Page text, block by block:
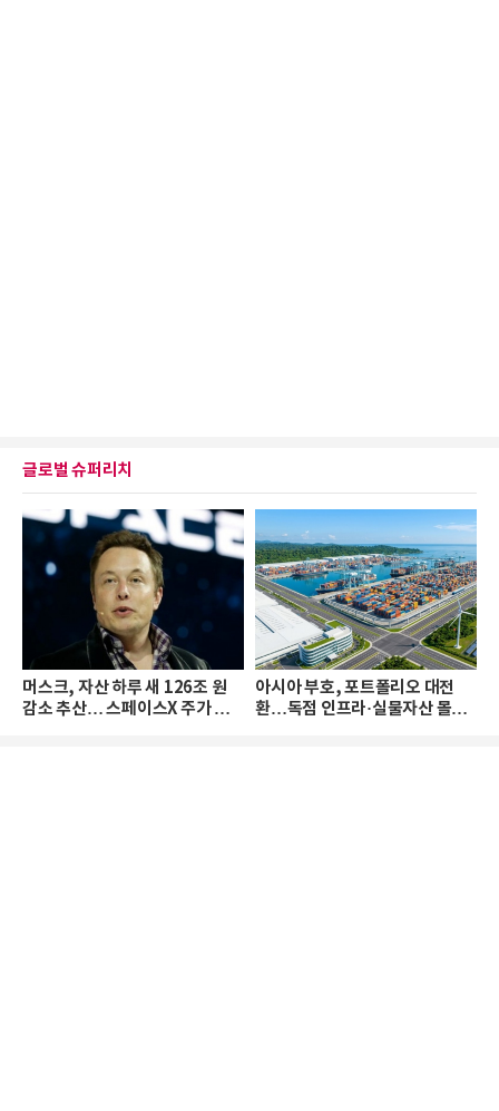
글로벌 슈퍼리치
머스크, 자산 하루 새 126조 원
감소 추산… 스페이스X 주가 하
아시아 부호, 포트폴리오 대전
환…독점 인프라·실물자산 몰린